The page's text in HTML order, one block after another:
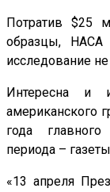
Потратив $25
образцы, НАСА
исследование не
Интересна и
американского
года
периода –
«13 апреля